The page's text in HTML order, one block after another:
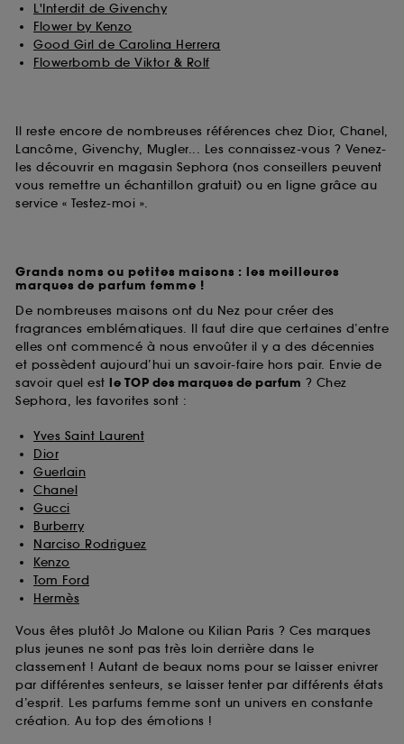
L'Interdit de Givenchy
Flower by Kenzo
Good Girl de Carolina Herrera
Flowerbomb de Viktor & Rolf
Il reste encore de nombreuses références chez Dior, Chanel,
Lancôme, Givenchy, Mugler... Les connaissez-vous ? Venez-
les découvrir en magasin Sephora (nos conseillers peuvent
vous remettre un échantillon gratuit) ou en ligne grâce au
service « Testez-moi ».
Grands noms ou petites maisons : les meilleures
marques de parfum femme !
De nombreuses maisons ont du Nez pour créer des
fragrances emblématiques. Il faut dire que certaines d’entre
elles ont commencé à nous envoûter il y a des décennies
et possèdent aujourd’hui un savoir-faire hors pair. Envie de
savoir quel est le TOP des marques de parfum ? Chez
Sephora, les favorites sont :
Yves Saint Laurent
Dior
Guerlain
Chanel
Gucci
Burberry
Narciso Rodriguez
Kenzo
Tom Ford
Hermès
Vous êtes plutôt Jo Malone ou Kilian Paris ? Ces marques
plus jeunes ne sont pas très loin derrière dans le
classement ! Autant de beaux noms pour se laisser enivrer
par différentes senteurs, se laisser tenter par différents états
d’esprit. Les parfums femme sont un univers en constante
création. Au top des émotions !